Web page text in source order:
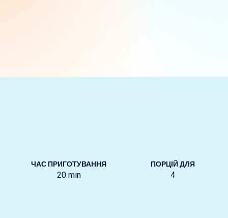
ЧАС ПРИГОТУВАННЯ
20 min
ПОРЦІЙ ДЛЯ
4